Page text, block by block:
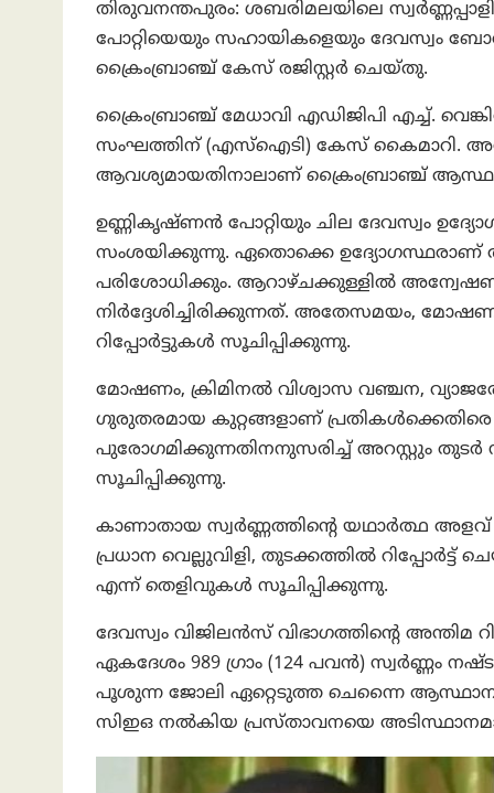
തിരുവനന്തപുരം: ശബരിമലയിലെ
പോറ്റിയെയും സഹായികളെയും ദേവസ്വം
ക്രൈംബ്രാഞ്ച് കേസ് രജിസ്റ്റർ ചെയ്തു.
ക്രൈംബ്രാഞ്ച് മേധാവി എഡിജിപി എച്ച്.
സംഘത്തിന് (എസ്‌ഐടി) കേസ് കൈമാറി.
ആവശ്യമായതിനാലാണ് ക്രൈംബ്രാഞ്ച്
ഉണ്ണികൃഷ്ണൻ പോറ്റിയും ചില ദേവസ്വം
സംശയിക്കുന്നു. ഏതൊക്കെ ഉദ്യോഗസ്ഥരാണ്
പരിശോധിക്കും. ആറാഴ്ചക്കുള്ളിൽ
നിർദ്ദേശിച്ചിരിക്കുന്നത്. അതേസമയം,
റിപ്പോർട്ടുകൾ സൂചിപ്പിക്കുന്നു.
മോഷണം, ക്രിമിനൽ വിശ്വാസ വഞ്ചന,
ഗുരുതരമായ കുറ്റങ്ങളാണ്
പുരോഗമിക്കുന്നതിനനുസരിച്ച് അറസ്റ്റും
സൂചിപ്പിക്കുന്നു.
കാണാതായ സ്വർണ്ണത്തിന്റെ യഥാർത്ഥ
പ്രധാന വെല്ലുവിളി, തുടക്കത്തിൽ
എന്ന് തെളിവുകൾ സൂചിപ്പിക്കുന്നു.
ദേവസ്വം വിജിലൻസ് വിഭാഗത്തിന്റെ അന്തിമ
ഏകദേശം 989 ഗ്രാം (124 പവൻ) സ്വർണ്ണം
പൂശുന്ന ജോലി ഏറ്റെടുത്ത ചെന്നൈ
സിഇഒ നൽകിയ പ്രസ്താവനയെ